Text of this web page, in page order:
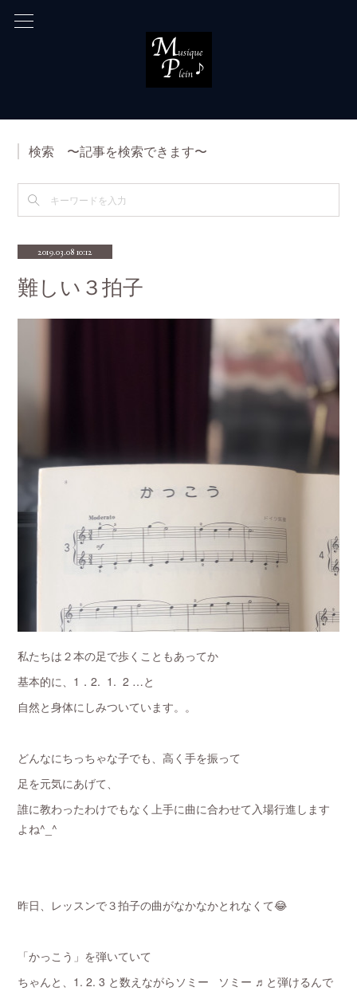
検索 〜記事を検索できます〜
2019.03.08 10:12
難しい３拍子
私たちは２本の足で歩くこともあってか
基本的に、1．2. 1. 2 …と
自然と身体にしみついています。。
どんなにちっちゃな子でも、高く手を振って
足を元気にあげて、
誰に教わったわけでもなく上手に曲に合わせて入場行進します
よね^_^
昨日、レッスンで３拍子の曲がなかなかとれなくて😂
「かっこう」を弾いていて
ちゃんと、1. 2. 3 と数えながらソミー ソミー ♬と弾けるんで